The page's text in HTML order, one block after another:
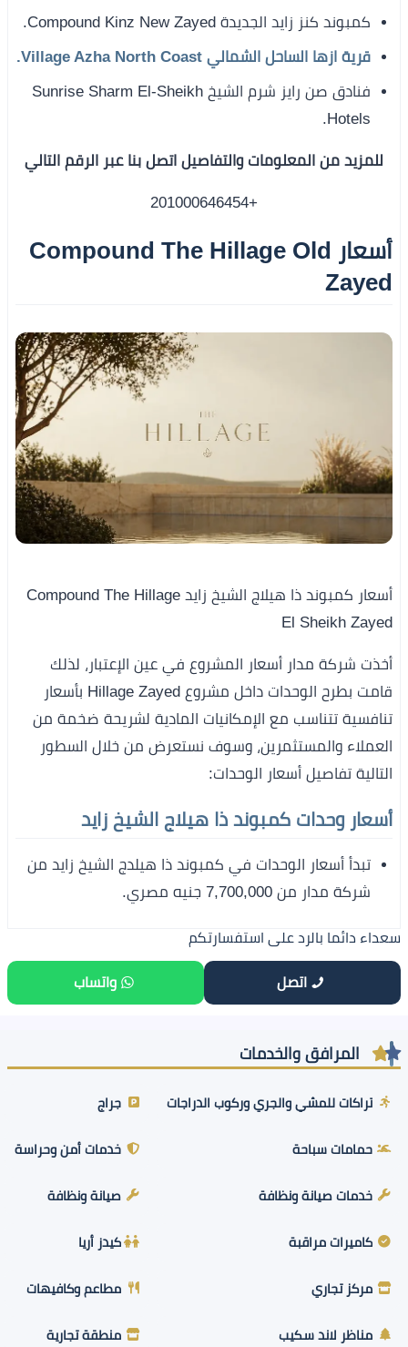
كمبوند كنز زايد الجديدة Compound Kinz New Zayed.
قرية ازها الساحل الشمالي Village Azha North Coast.
فنادق صن رايز شرم الشيخ Sunrise Sharm El-Sheikh
Hotels.
للمزيد من المعلومات والتفاصيل اتصل بنا عبر الرقم التالي
+201000646454
أسعار Compound The Hillage Old
Zayed
أسعار كمبوند ذا هيلاج الشيخ زايد Compound The Hillage
El Sheikh Zayed
أخذت شركة مدار أسعار المشروع في عين الإعتبار، لذلك
قامت بطرح الوحدات داخل مشروع Hillage Zayed بأسعار
تنافسية تتناسب مع الإمكانيات المادية لشريحة ضخمة من
العملاء والمستثمرين، وسوف نستعرض من خلال السطور
التالية تفاصيل أسعار الوحدات:
أسعار وحدات كمبوند ذا هيلاج الشيخ زايد
تبدأ أسعار الوحدات في كمبوند ذا هيلدج الشيخ زايد من
شركة مدار من 7,700,000 جنيه مصري.
سعداء دائما بالرد على استفسارتكم
اتصل واتساب
المرافق والخدمات
تراكات للمشي والجري وركوب الدراجات جراج
حمامات سباحة خدمات أمن وحراسة
خدمات صيانة ونظافة صيانة ونظافة
كاميرات مراقبة كيدز أريا
مركز تجاري مطاعم وكافيهات
مناظر لاند سكيب منطقة تجارية